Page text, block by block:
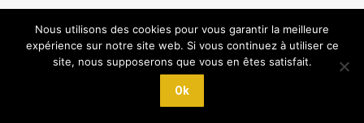
Nous utilisons des cookies pour vous garantir la meilleure
expérience sur notre site web. Si vous continuez à utiliser ce
site, nous supposerons que vous en êtes satisfait.
Ok